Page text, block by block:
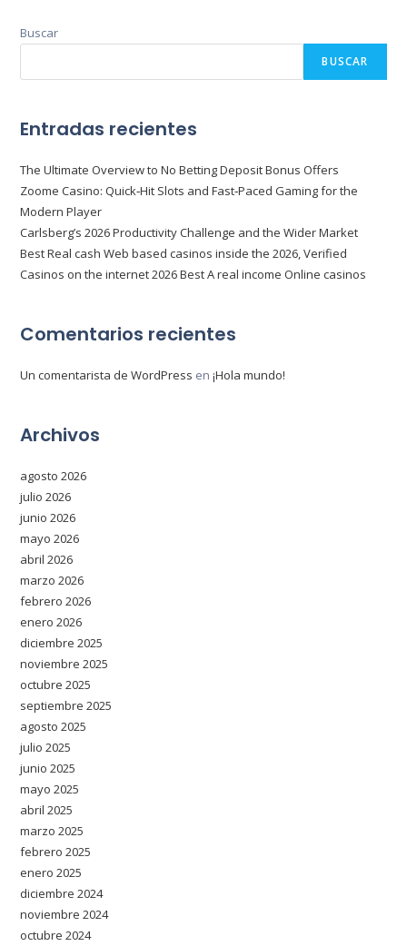
Buscar
BUSCAR
Entradas recientes
The Ultimate Overview to No Betting Deposit Bonus Offers
Zoome Casino: Quick‑Hit Slots and Fast‑Paced Gaming for the
Modern Player
Carlsberg’s 2026 Productivity Challenge and the Wider Market
Best Real cash Web based casinos inside the 2026, Verified
Casinos on the internet 2026 Best A real income Online casinos
Comentarios recientes
Un comentarista de WordPress en¡Hola mundo!
Archivos
agosto 2026
julio 2026
junio 2026
mayo 2026
abril 2026
marzo 2026
febrero 2026
enero 2026
diciembre 2025
noviembre 2025
octubre 2025
septiembre 2025
agosto 2025
julio 2025
junio 2025
mayo 2025
abril 2025
marzo 2025
febrero 2025
enero 2025
diciembre 2024
noviembre 2024
octubre 2024